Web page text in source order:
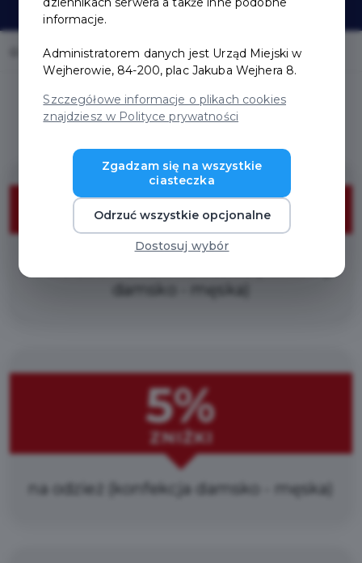
Home Oferty Rossi
ZNIŻKI
od 3% do 5% zniżki na odzież (konfekcja
damsko - męska)
5%
ZNIŻKI
na odzież (konfekcja damsko - męska)
informacje.
Administratorem danych jest Urząd Miejski w
Wejherowie, 84-200, plac Jakuba Wejhera 8.
Szczegółowe informacje o plikach cookies
znajdziesz w Polityce prywatności
Zgadzam się na wszystkie
ciasteczka
Odrzuć wszystkie opcjonalne
Dostosuj wybór